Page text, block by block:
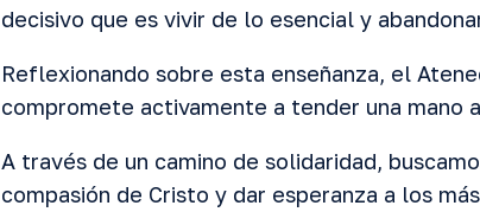
decisivo que es vivir de lo esencial y
Reflexionando sobre esta enseñanza, el
compromete activamente a tender una mano
A través de un camino de solidaridad,
compasión de Cristo y dar esperanza a los